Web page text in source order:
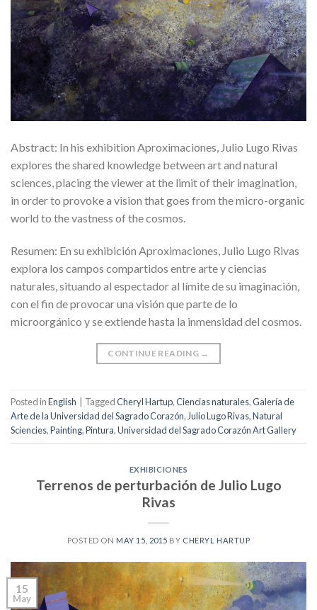
Abstract: In his exhibition Aproximaciones, Julio Lugo Rivas
explores the shared knowledge between art and natural
sciences, placing the viewer at the limit of their imagination,
in order to provoke a vision that goes from the micro-organic
world to the vastness of the cosmos.
Resumen: En su exhibición Aproximaciones, Julio Lugo Rivas
explora los campos compartidos entre arte y ciencias
naturales, situando al espectador al límite de su imaginación,
con el fin de provocar una visión que parte de lo
microorgánico y se extiende hasta la inmensidad del cosmos.
CONTINUE READING →
Posted inEnglish TaggedCheryl Hartup,Ciencias naturales,Galería de
Arte de la Universidad del Sagrado Corazón, Julio Lugo Rivas,Natural
Sciencies,Painting,Pintura,Universidad del Sagrado Corazón Art Gallery
EXHIBICIONES
Terrenos de perturbación de Julio Lugo
Rivas
POSTED ON MAY 15, 2015 BY CHERYL HARTUP
15
May